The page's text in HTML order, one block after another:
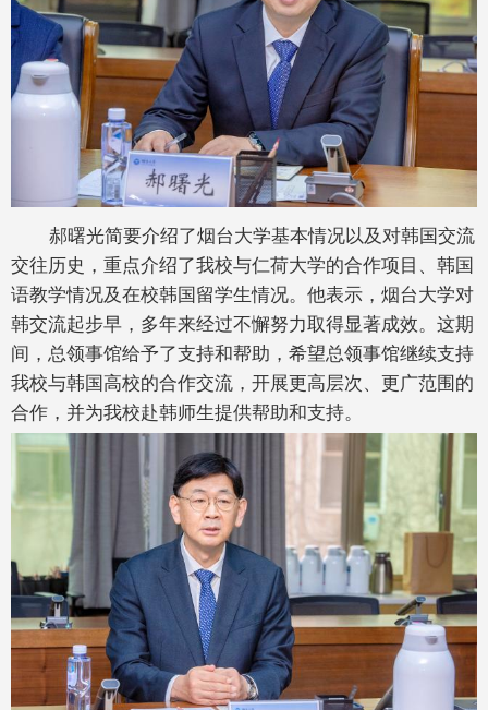
郝曙光简要介绍了烟台大学基本情况以及对韩国交流
交往历史，重点介绍了我校与仁荷大学的合作项目、韩国
语教学情况及在校韩国留学生情况。他表示，烟台大学对
韩交流起步早，多年来经过不懈努力取得显著成效。这期
间，总领事馆给予了支持和帮助，希望总领事馆继续支持
我校与韩国高校的合作交流，开展更高层次、更广范围的
合作，并为我校赴韩师生提供帮助和支持。